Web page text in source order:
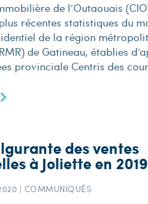
de l’Outaouais
récentes statistiques du
de la région
de Gatineau, établies
provinciale Centris des
des ventes
à Joliette en 2019
| COMMUNIQUÉS